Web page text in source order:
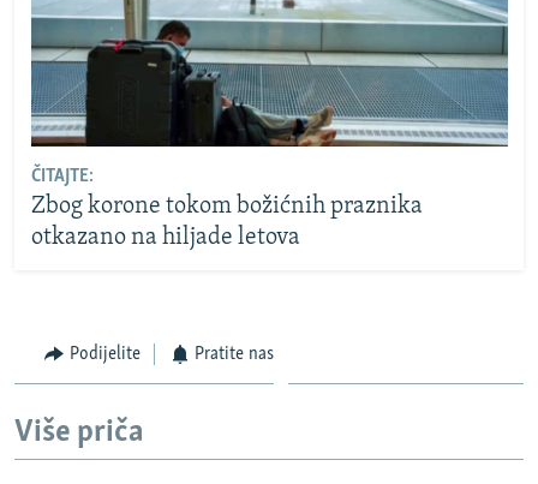
ČITAJTE:
Zbog korone tokom božićnih praznika
otkazano na hiljade letova
Podijelite Pratite nas
Više priča